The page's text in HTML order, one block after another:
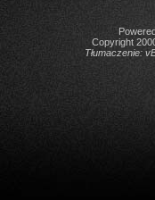
Copyright
Tłumaczenie: